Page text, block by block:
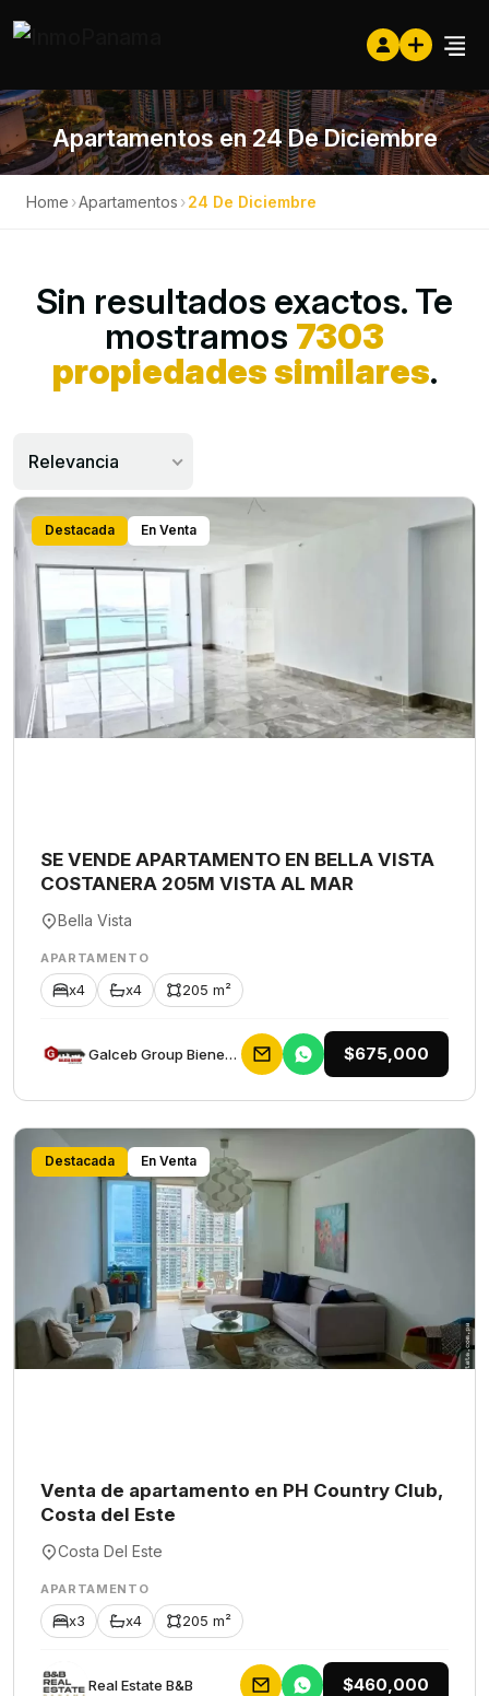
Apartamentos en 24 De Diciembre
Home ›Apartamentos ›24 De Diciembre
Sin resultados exactos. Te
mostramos 7303
propiedades similares.
Relevancia
Destacada En Venta
SE VENDE APARTAMENTO EN BELLA VISTA
COSTANERA 205M VISTA AL MAR
Bella Vista
APARTAMENTO
x4 x4 205 m²
Galceb Group Bienes Raices $675,000
Destacada En Venta
Venta de apartamento en PH Country Club,
Costa del Este
Costa Del Este
APARTAMENTO
x3 x4 205 m²
Rеаl Еstаtе В&В $460,000